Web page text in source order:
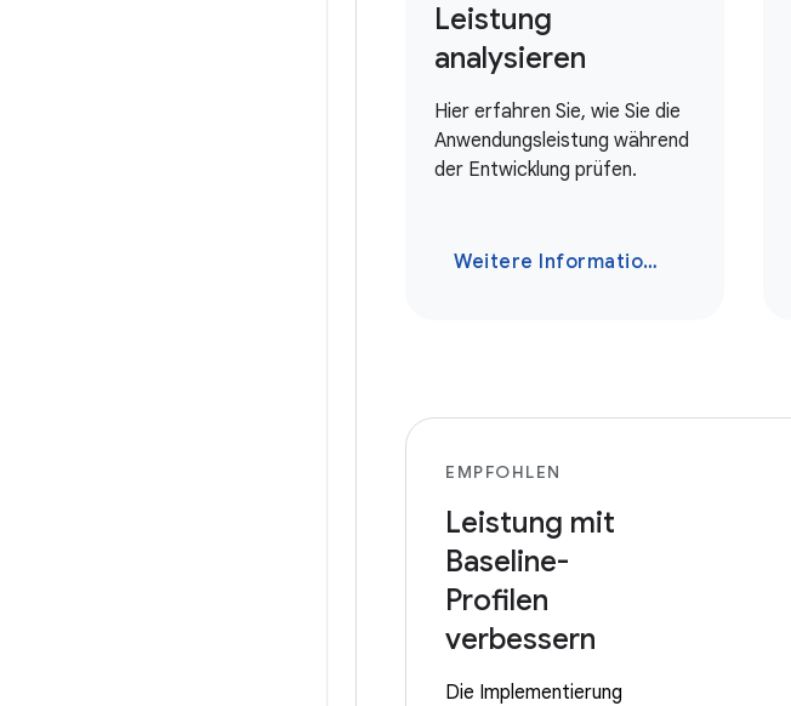
Leistung
analysieren
Hier erfahren Sie, wie Sie die
Anwendungsleistung während
der Entwicklung prüfen.
Weitere Informationen
EMPFOHLEN
Leistung mit
Baseline-
Profilen
verbessern
Die Implementierung